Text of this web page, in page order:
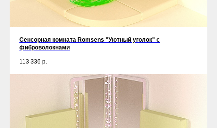
Сенсорная комната Romsens "Уютный уголок" c
фиброволокнами
113 336 р.